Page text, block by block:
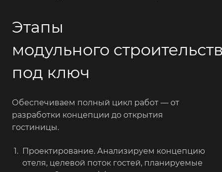
Этапы
модульного
под ключ
Обеспечиваем полный цикл работ — от
разработки концепции до открытия
гостиницы.
Проектирование. Анализируем концепцию
отеля, целевой поток гостей, планируемые